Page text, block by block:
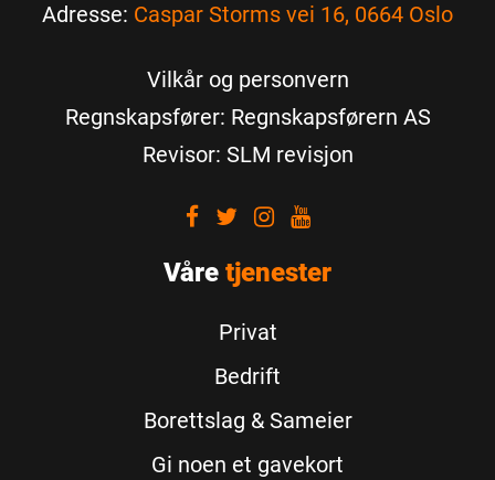
Adresse: Caspar Storms vei 16, 0664 Oslo
Vilkår og personvern
Regnskapsfører: Regnskapsførern AS
Revisor: SLM revisjon
Visit
Facebook
Visit
Twitter
Visit
Instagram
Visit
Youtube
Våre tjenester
Privat
Bedrift
Borettslag & Sameier
Gi noen et gavekort